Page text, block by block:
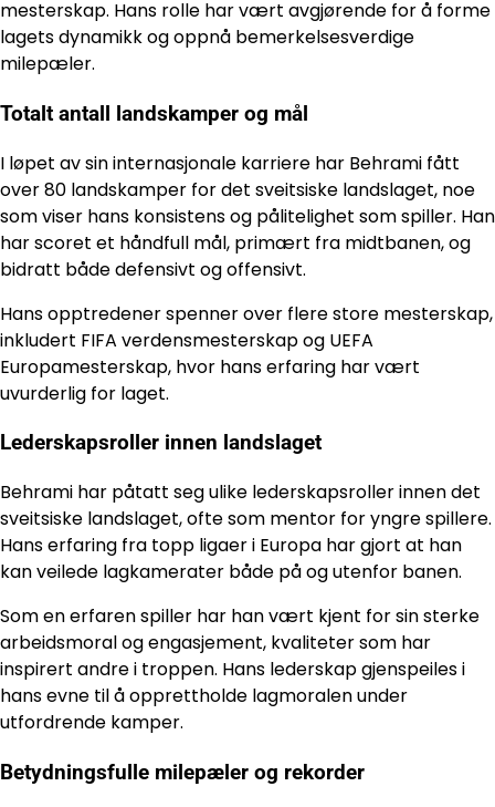
mesterskap. Hans rolle har vært avgjørende for å forme
lagets dynamikk og oppnå bemerkelsesverdige
milepæler.
Totalt antall landskamper og mål
I løpet av sin internasjonale karriere har Behrami fått
over 80 landskamper for det sveitsiske landslaget, noe
som viser hans konsistens og pålitelighet som spiller. Han
har scoret et håndfull mål, primært fra midtbanen, og
bidratt både defensivt og offensivt.
Hans opptredener spenner over flere store mesterskap,
inkludert FIFA verdensmesterskap og UEFA
Europamesterskap, hvor hans erfaring har vært
uvurderlig for laget.
Lederskapsroller innen landslaget
Behrami har påtatt seg ulike lederskapsroller innen det
sveitsiske landslaget, ofte som mentor for yngre spillere.
Hans erfaring fra topp ligaer i Europa har gjort at han
kan veilede lagkamerater både på og utenfor banen.
Som en erfaren spiller har han vært kjent for sin sterke
arbeidsmoral og engasjement, kvaliteter som har
inspirert andre i troppen. Hans lederskap gjenspeiles i
hans evne til å opprettholde lagmoralen under
utfordrende kamper.
Betydningsfulle milepæler og rekorder